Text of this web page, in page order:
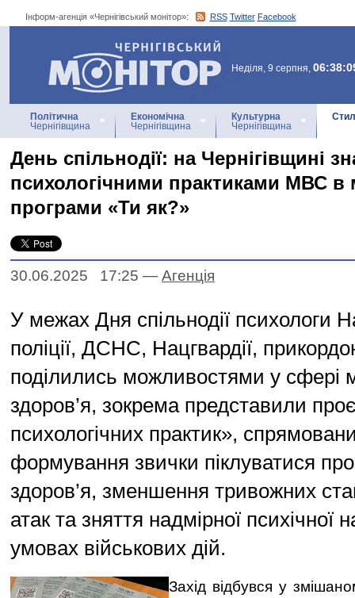
Інформ-агенція «Чернігівський монітор»: RSS Twitter Facebook
Інформ-агенція
«Чернігівський монітор»
Неділя, 9 серпня,
Політична
Чернігівщина
Економічна
Чернігівщина
Культурна
Чернігівщина
День спільнодії: на Чернігівщині
психологічними практиками МВС в
програми «Ти як?»
30.06.2025 17:25 — Агенцiя
У межах Дня спільнодії психологи
поліції, ДСНС, Нацгвардії,
поділились можливостями у сфері
здоров’я, зокрема представили
психологічних практик»,
формування звички піклуватися
здоров’я, зменшення тривожних
атак та зняття надмірної психічної
умовах військових дій.
Захід відбувся у